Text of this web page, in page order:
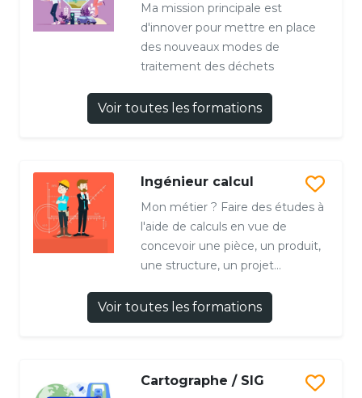
Ma mission principale est
d'innover pour mettre en place
des nouveaux modes de
traitement des déchets
Voir toutes les formations
Ingénieur calcul
Mon métier ? Faire des études à
l'aide de calculs en vue de
concevoir une pièce, un produit,
une structure, un projet...
Voir toutes les formations
Cartographe / SIG